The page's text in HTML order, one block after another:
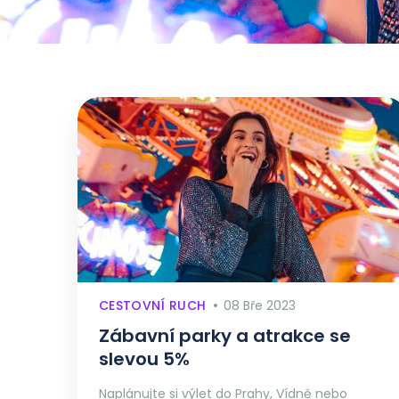
CESTOVNÍ RUCH 08 Bře 2023
Zábavní parky a atrakce se
slevou 5%
Naplánujte si výlet do Prahy, Vídně nebo